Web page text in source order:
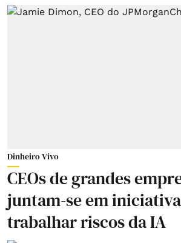
Dinheiro Vivo
CEOs de grandes
juntam-se em
trabalhar riscos da IA